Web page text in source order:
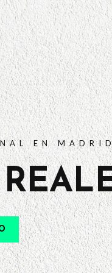
EN